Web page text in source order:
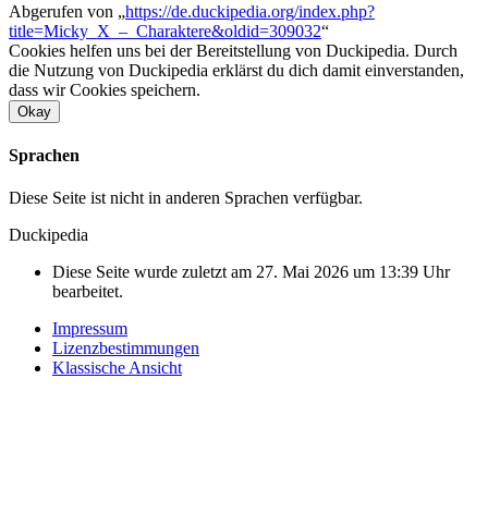
Abgerufen von „https://de.duckipedia.org/index.php?
title=Micky_X_–_Charaktere&oldid=309032“
Cookies helfen uns bei der Bereitstellung von Duckipedia. Durch
die Nutzung von Duckipedia erklärst du dich damit einverstanden,
dass wir Cookies speichern.
Okay
Sprachen
Diese Seite ist nicht in anderen Sprachen verfügbar.
Duckipedia
Diese Seite wurde zuletzt am 27. Mai 2026 um 13:39 Uhr
bearbeitet.
Impressum
Lizenzbestimmungen
Klassische Ansicht